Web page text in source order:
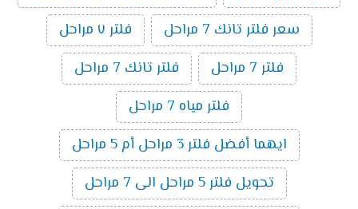
سعر فلتر تانك 7 مراحل
فلتر ٧ مراحل
فلتر 7 مراحل
فلتر تانك 7 مراحل
فلتر مياه 7 مراحل
ايهما أفضل فلتر 3 مراحل أم 5 مراحل
تحويل فلتر 5 مراحل الى 7 مراحل